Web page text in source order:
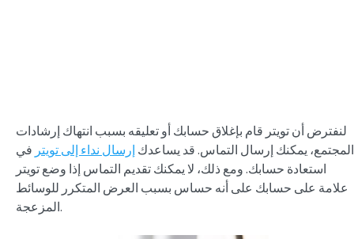
لنفترض أن تويتر قام بإغلاق حسابك أو تعليقه بسبب انتهاك إرشادات
المجتمع، يمكنك إرسال التماس. قد يساعدك إرسال نداء إلى تويتر في
استعادة حسابك. ومع ذلك، لا يمكنك تقديم التماس إذا وضع تويتر
علامة على حسابك على أنه حساس بسبب العرض المتكرر للوسائط
المزعجة.